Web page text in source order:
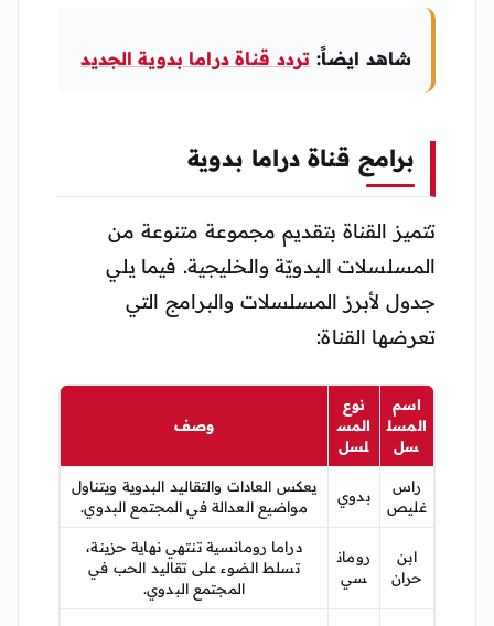
شاهد ايضاً: تردد قناة دراما بدوية الجديد
برامج قناة دراما بدوية
تتميز القناة بتقديم مجموعة متنوعة من
المسلسلات البدويّة والخليجية. فيما يلي
جدول لأبرز المسلسلات والبرامج التي
تعرضها القناة:
اسم
المسل
سل
نوع
المس
لسل
وصف
راس
غليص
بدوي
يعكس العادات والتقاليد البدوية ويتناول
مواضيع العدالة في المجتمع البدوي.
ابن
حران
رومان
سي
دراما رومانسية تنتهي نهاية حزينة،
تسلط الضوء على تقاليد الحب في
المجتمع البدوي.